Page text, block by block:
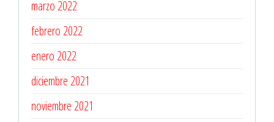
marzo 2022
febrero 2022
enero 2022
diciembre 2021
noviembre 2021